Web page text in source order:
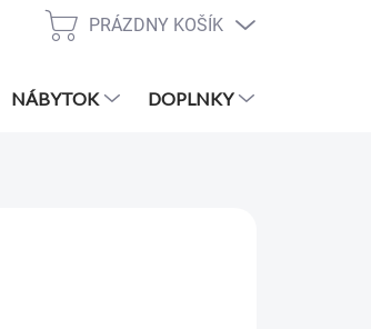
NÁKUPNÝ
PRÁZDNY KOŠÍK
NÁBYTOK DOPLNKY